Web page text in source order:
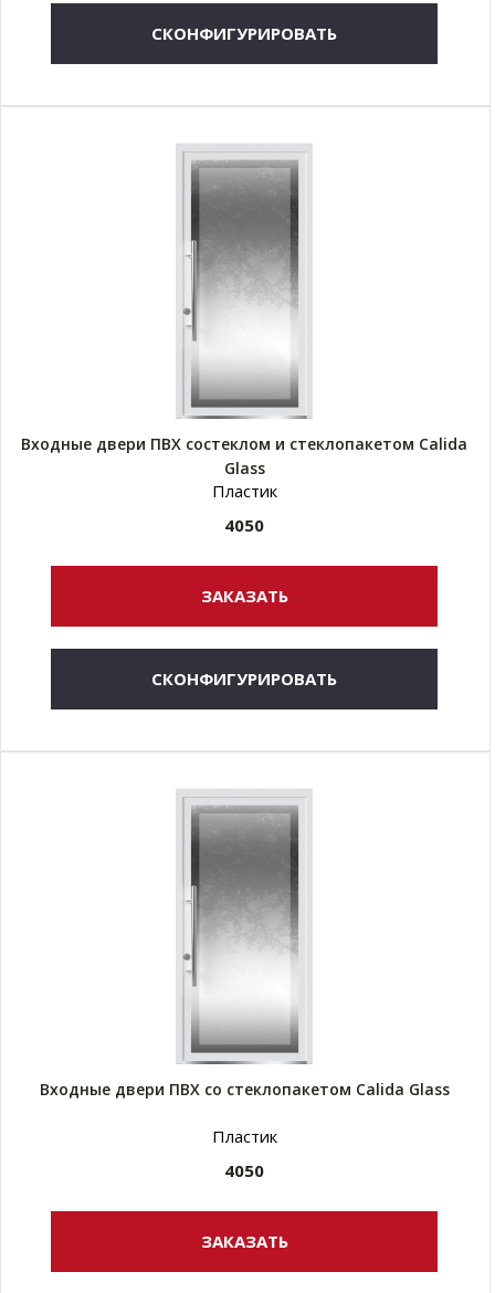
СКОНФИГУРИРОВАТЬ
Входные двери ПВХ состеклом и стеклопакетом Calida
Glass
Пластик
4050
ЗАКАЗАТЬ
СКОНФИГУРИРОВАТЬ
Входные двери ПВХ со стеклопакетом Calida Glass
Пластик
4050
ЗАКАЗАТЬ